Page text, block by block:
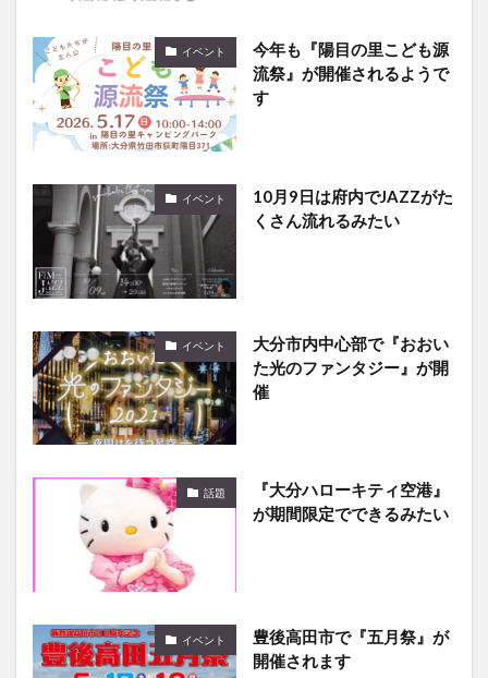
イベント
今年も『陽目の里こども源
流祭』が開催されるようで
す
イベント
10月9日は府内でJAZZがた
くさん流れるみたい
イベント
大分市内中心部で『おおい
た光のファンタジー』が開
催
話題
『大分ハローキティ空港』
が期間限定でできるみたい
イベント
豊後高田市で『五月祭』が
開催されます